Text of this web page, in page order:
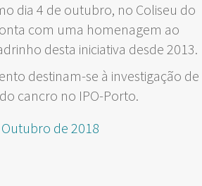
dia 4 de outubro, no Coliseu do
com uma homenagem ao
desta iniciativa desde 2013.
destinam-se à investigação de
cancro no IPO-Porto.
Outubro de 2018